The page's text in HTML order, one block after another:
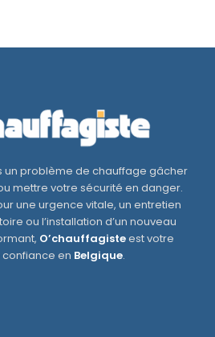
un problème de chauffage gâcher
mettre votre sécurité en danger.
une urgence vitale, un entretien
ou l’installation d’un nouveau
O’chauffagisteest votre
en Belgique.